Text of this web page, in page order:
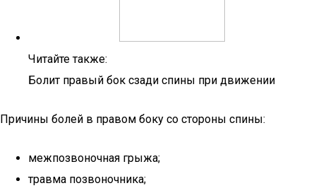
Читайте также:
Болит правый бок сзади спины при движении
Причины болей в правом боку со стороны спины:
межпозвоночная грыжа;
травма позвоночника;